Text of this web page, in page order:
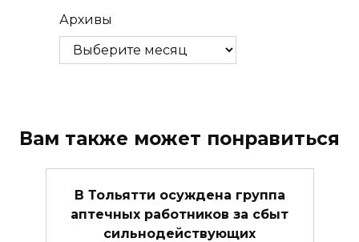
Архивы
Вам также может понравиться
В Тольятти осуждена группа
аптечных работников за сбыт
сильнодействующих